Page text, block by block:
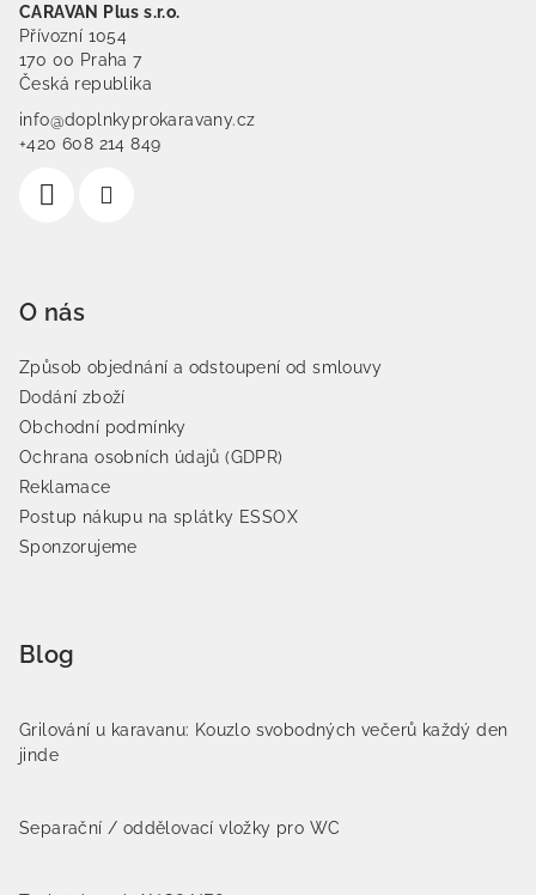
CARAVAN Plus s.r.o.
Přívozní 1054
170 00 Praha 7
Česká republika
info@doplnkyprokaravany.cz
+420 608 214 849
O nás
Způsob objednání a odstoupení od smlouvy
Dodání zboží
Obchodní podmínky
Ochrana osobních údajů (GDPR)
Reklamace
Postup nákupu na splátky ESSOX
Sponzorujeme
Blog
Grilování u karavanu: Kouzlo svobodných večerů každý den
jinde
Separační / oddělovací vložky pro WC